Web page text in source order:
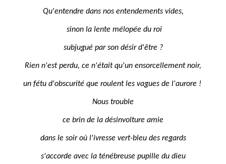
Qu'entendre dans nos entendements vides,
sinon la lente mélopée du roi
subjugué par son désir d'être ?
Rien n'est perdu, ce n'était qu'un ensorcellement noir,
un fétu d'obscurité que roulent les vagues de l'aurore !
Nous trouble
ce brin de la désinvolture amie
dans le soir où l'ivresse vert-bleu des regards
s'accorde avec la ténébreuse pupille du dieu